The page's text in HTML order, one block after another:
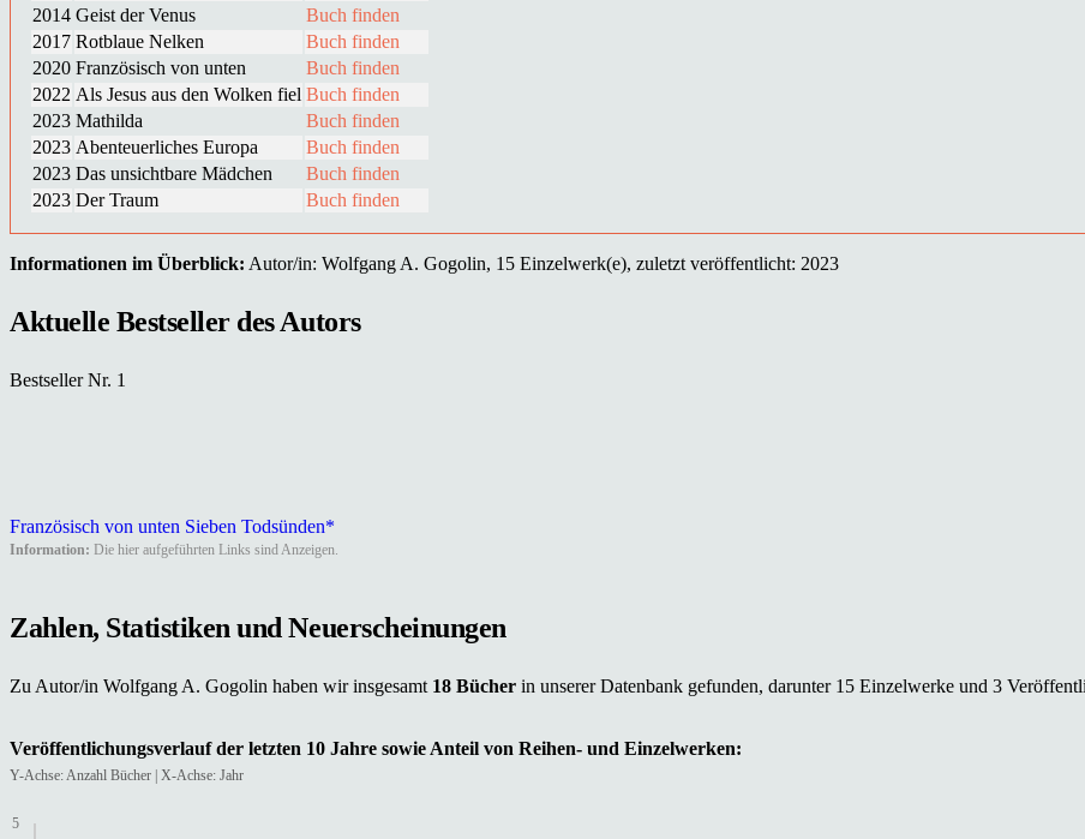
2014 Geist der Venus
Buch finden
2017 Rotblaue Nelken
Buch finden
2020 Französisch von unten
Buch finden
2022 Als Jesus aus den Wolken fiel Buch finden
2023 Mathilda
Buch finden
2023 Abenteuerliches Europa
Buch finden
2023 Das unsichtbare Mädchen
Buch finden
2023 Der Traum Buch finden
Informationen im Überblick: Autor/in: Wolfgang A. Gogolin, 15 Einzelwerk(e), zuletzt veröffentlicht: 2023
Aktuelle Bestseller des Autors
Bestseller Nr. 1
Französisch von unten Sieben Todsünden*
Information: Die hier aufgeführten Links sind Anzeigen.
Zahlen, Statistiken und Neuerscheinungen
Zu Autor/in Wolfgang A. Gogolin haben wir insgesamt 18 Bücher in unserer Datenbank gefunden, darunter 15 Einzelwerke und 3
Veröffentlichungsverlauf der letzten 10 Jahre sowie Anteil von Reihen- und Einzelwerken:
Y-Achse: Anzahl Bücher | X-Achse: Jahr
5